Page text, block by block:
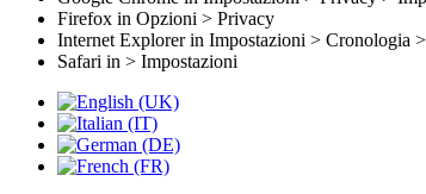
Firefox in Opzioni > Privacy
Internet Explorer in Impostazioni > Cronologia
Safari in > Impostazioni